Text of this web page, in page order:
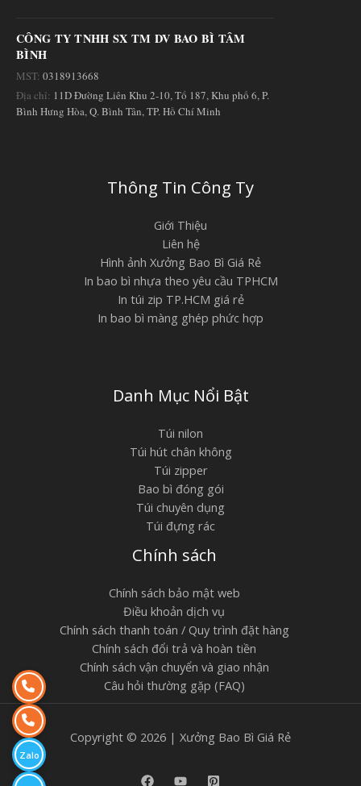
CÔNG TY TNHH SX TM DV BAO BÌ TÂM
BÌNH
MST: 0318913668
Địa chỉ: 11D Đường Liên Khu 2-10, Tổ 187, Khu phố 6, P.
Bình Hưng Hòa, Q. Bình Tân, TP. Hồ Chí Minh
Thông Tin Công Ty
Giới Thiệu
Liên hệ
Hình ảnh Xưởng Bao Bì Giá Rẻ
In bao bì nhựa theo yêu cầu TPHCM
In túi zip TP.HCM giá rẻ
In bao bì màng ghép phức hợp
Danh Mục Nổi Bật
Túi nilon
Túi hút chân không
Túi zipper
Bao bì đóng gói
Túi chuyên dụng
Túi đựng rác
Chính sách
Chính sách bảo mật web
Điều khoản dịch vụ
Chính sách thanh toán / Quy trình đặt hàng
Chính sách đổi trả và hoàn tiền
Chính sách vận chuyển và giao nhận
Câu hỏi thường gặp (FAQ)
Copyright © 2026 | Xưởng Bao Bì Giá Rẻ
Zalo